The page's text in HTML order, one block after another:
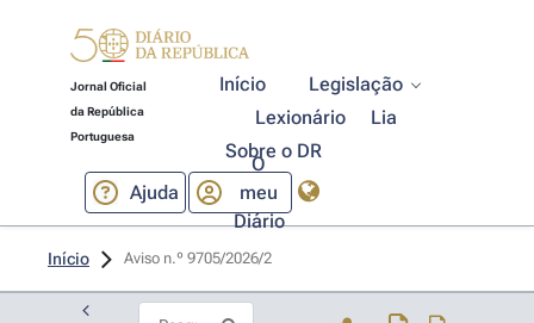
Jornal Oficial
da República
Portuguesa
Início
Legislação
Lexionário
Lia
Sobre o DR
Ajuda
O
meu
Diário
Início Aviso n.º 9705/2026/2